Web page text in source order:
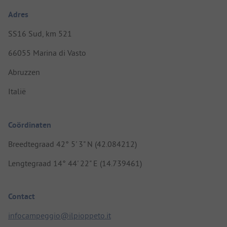
Adres
SS16 Sud, km 521
66055 Marina di Vasto
Abruzzen
Italië
Coördinaten
Breedtegraad 42° 5' 3" N (42.084212)
Lengtegraad 14° 44' 22" E (14.739461)
Contact
infocampeggio@ilpioppeto.it